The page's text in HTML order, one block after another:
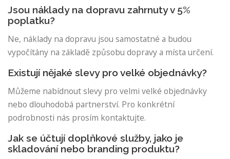
Jsou náklady na dopravu zahrnuty v 5%
poplatku?
Ne, náklady na dopravu jsou samostatné a budou
vypočítány na základě způsobu dopravy a místa určení.
Existují nějaké slevy pro velké objednávky?
Můžeme nabídnout slevy pro velmi velké objednávky
nebo dlouhodobá partnerství. Pro konkrétní
podrobnosti nás prosím kontaktujte.
Jak se účtují doplňkové služby, jako je
skladování nebo branding produktu?